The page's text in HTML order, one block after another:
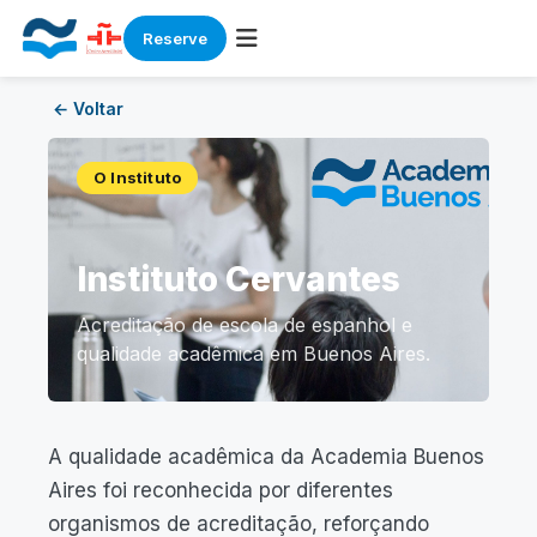
Reserve
content
← Voltar
O Instituto
Instituto Cervantes
Acreditação de escola de espanhol e
qualidade acadêmica em Buenos Aires.
A qualidade acadêmica da Academia Buenos
Aires foi reconhecida por diferentes
organismos de acreditação, reforçando